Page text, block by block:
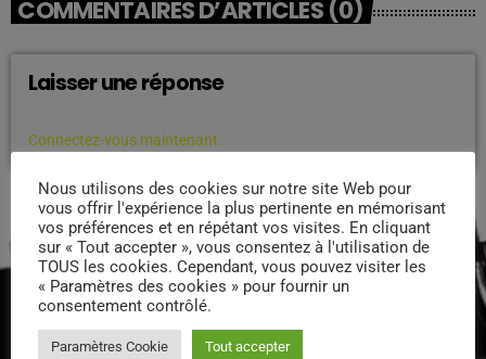
COMMENTAIRES D’ARTICLES (0)
Laisser une réponse
Connectez-vous maintenant
PODCASTS
EQUIPE DE SUNOUEST
Nous utilisons des cookies sur notre site Web pour
vous offrir l'expérience la plus pertinente en mémorisant
vos préférences et en répétant vos visites. En cliquant
sur « Tout accepter », vous consentez à l'utilisation de
TOUS les cookies. Cependant, vous pouvez visiter les
« Paramètres des cookies » pour fournir un
consentement contrôlé.
Paramètres Cookie Tout accepter